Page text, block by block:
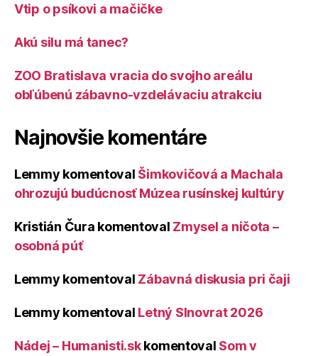
Vtip o psíkovi a mačičke
Akú silu má tanec?
ZOO Bratislava vracia do svojho areálu
obľúbenú zábavno-vzdelávaciu atrakciu
Najnovšie komentáre
Lemmy komentoval Šimkovičová a Machala
ohrozujú budúcnosť Múzea rusínskej kultúry
Kristián Čura komentoval Zmysel a ničota –
osobná púť
Lemmy komentoval Zábavná diskusia pri čaji
Lemmy komentoval Letný Slnovrat 2026
Nádej – Humanisti.skkomentoval Som v